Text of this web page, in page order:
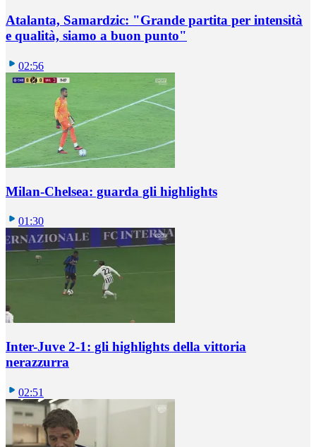
Atalanta, Samardzic: "Grande partita per intensità
e qualità, siamo a buon punto"
02:56
Milan-Chelsea: guarda gli highlights
01:30
Inter-Juve 2-1: gli highlights della vittoria
nerazzurra
02:51